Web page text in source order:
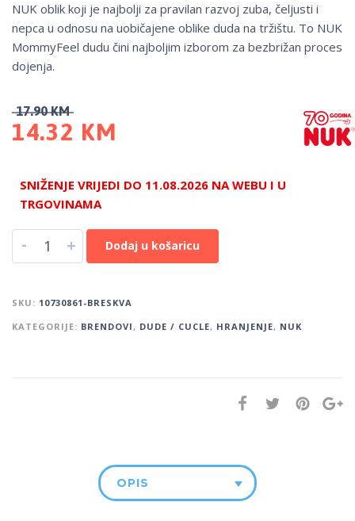
NUK oblik koji je najbolji za pravilan razvoj zuba, čeljusti i
nepca u odnosu na uobičajene oblike duda na tržištu. To NUK
MommyFeel dudu čini najboljim izborom za bezbrižan proces
dojenja.
17.90KM
14.32 KM
SNIŽENJE VRIJEDI DO 11.08.2026 NA WEBU I U
TRGOVINAMA
- + Dodaj u košaricu
SKU: 10730861-BRESKVA
KATEGORIJE: BRENDOVI, DUDE / CUCLE, HRANJENJE, NUK
OPIS